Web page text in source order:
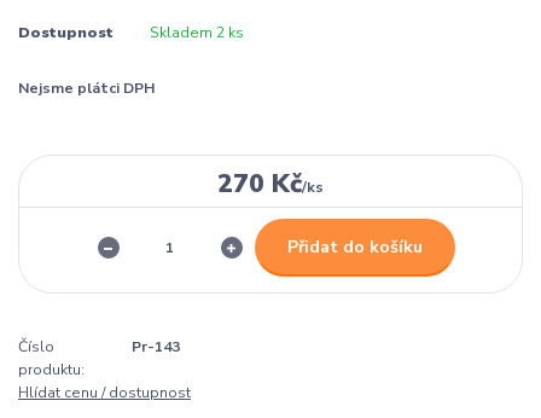
Dostupnost Skladem 2 ks
Nejsme plátci DPH
270 Kč/ks
Přidat do košíku
Číslo
produktu:
Pr-143
Hlídat cenu / dostupnost